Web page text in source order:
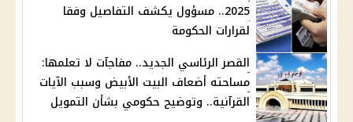
2025.. مسؤول يكشف التفاصيل وفقا
لقرارات الحكومة
القصر الرئاسي الجديد.. مفاجآت لا تعلمها:
مساحته أضعاف البيت الأبيض وسبب الآيات
القرآنية.. وتوضيح حكومي بشأن التمويل